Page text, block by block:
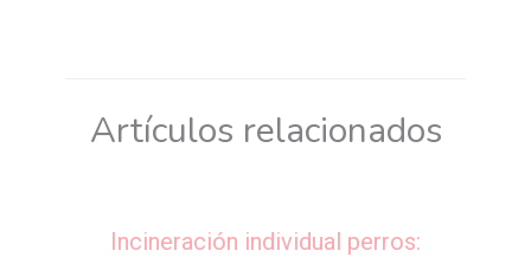
Artículos relacionados
Incineración individual perros: